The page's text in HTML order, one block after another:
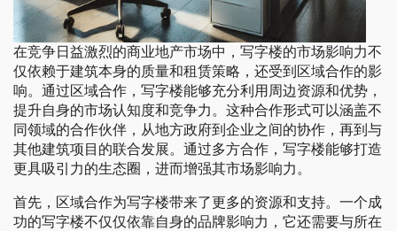
在竞争日益激烈的商业地产市场中，写字楼的市场影响力不
仅依赖于建筑本身的质量和租赁策略，还受到区域合作的影
响。通过区域合作，写字楼能够充分利用周边资源和优势，
提升自身的市场认知度和竞争力。这种合作形式可以涵盖不
同领域的合作伙伴，从地方政府到企业之间的协作，再到与
其他建筑项目的联合发展。通过多方合作，写字楼能够打造
更具吸引力的生态圈，进而增强其市场影响力。
首先，区域合作为写字楼带来了更多的资源和支持。一个成
功的写字楼不仅仅依靠自身的品牌影响力，它还需要与所在